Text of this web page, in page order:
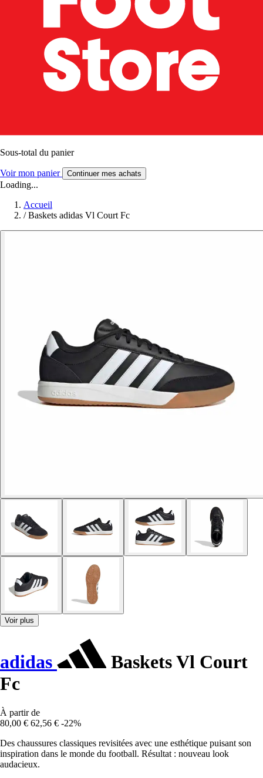
Sous-total du panier
Voir mon panier Continuer mes achats
Loading...
Accueil
/ Baskets adidas Vl Court Fc
Voir plus
adidas
Baskets Vl Court
Fc
À partir de
80,00 € 62,56 € -22%
Des chaussures classiques revisitées avec une esthétique puisant son
inspiration dans le monde du football. Résultat : nouveau look
audacieux.